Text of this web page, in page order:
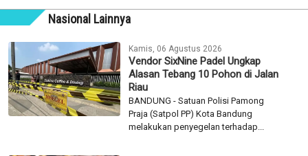
Nasional Lainnya
Kamis, 06 Agustus 2026
Vendor SixNine Padel Ungkap
Alasan Tebang 10 Pohon di Jalan
Riau
BANDUNG - Satuan Polisi Pamong
Praja (Satpol PP) Kota Bandung
melakukan penyegelan terhadap...